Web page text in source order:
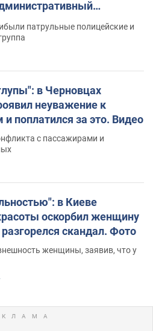
патрульные полицейские и
в Черновцах
неуважение к
поплатился за это. Видео
с пассажирами и
в Киеве
оскорбил женщину
скандал. Фото
женщины, заявив, что у